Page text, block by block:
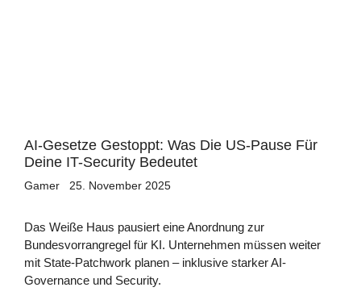
AI-Gesetze Gestoppt: Was Die US-Pause Für
Deine IT-Security Bedeutet
Gamer 25. November 2025
Das Weiße Haus pausiert eine Anordnung zur
Bundesvorrangregel für KI. Unternehmen müssen weiter
mit State-Patchwork planen – inklusive starker AI-
Governance und Security.